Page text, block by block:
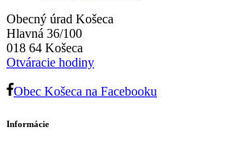
Obecný úrad Košeca
Hlavná 36/100
018 64 Košeca
Otváracie hodiny
Obec Košeca na Facebooku
Informácie